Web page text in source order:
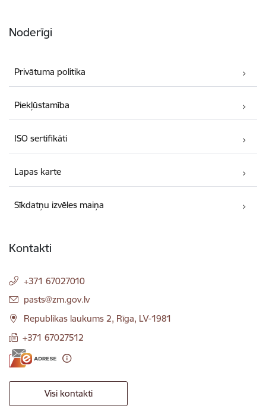
Noderīgi
Privātuma politika
Piekļūstamība
ISO sertifikāti
Lapas karte
Sīkdatņu izvēles maiņa
Kontakti
+371 67027010
E-pasts:
pasts@zm.gov.lv
Republikas laukums 2, Rīga, LV-1981
+371 67027512
Visi kontakti